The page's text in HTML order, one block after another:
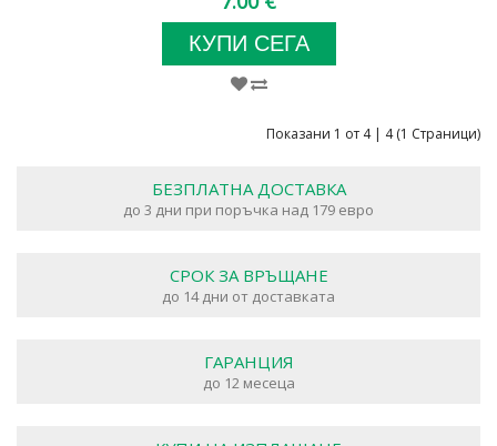
КУПИ СЕГА
Показани 1 от 4 | 4 (1 Страници)
БЕЗПЛАТНА ДОСТАВКА
до 3 дни при поръчка над 179 евро
СРОК ЗА ВРЪЩАНЕ
до 14 дни от доставката
ГАРАНЦИЯ
до 12 месеца